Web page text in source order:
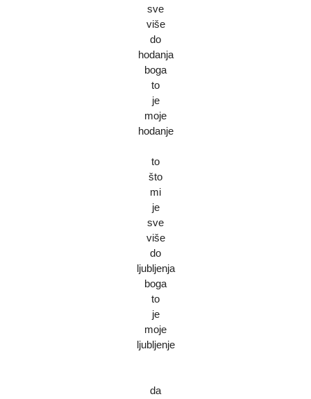
sve
više
do
hodanja
boga
to
je
moje
hodanje
to
što
mi
je
sve
više
do
ljubljenja
boga
to
je
moje
ljubljenje
da